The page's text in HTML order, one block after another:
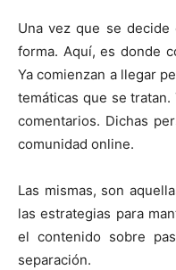
Una vez que se
forma. Aquí, es donde
Ya comienzan a llegar
temáticas que se
comentarios. Dichas
comunidad online.
Las mismas, son
las estrategias para
el contenido sobre
separación.